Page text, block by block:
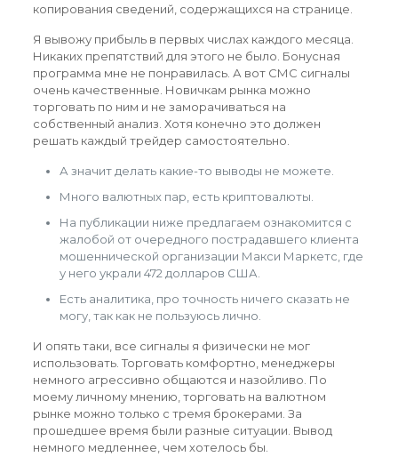
копирования сведений, содержащихся на странице.
Я вывожу прибыль в первых числах каждого месяца.
Никаких препятствий для этого не было. Бонусная
программа мне не понравилась. А вот СМС сигналы
очень качественные. Новичкам рынка можно
торговать по ним и не заморачиваться на
собственный анализ. Хотя конечно это должен
решать каждый трейдер самостоятельно.
А значит делать какие-то выводы не можете.
Много валютных пар, есть криптовалюты.
На публикации ниже предлагаем ознакомится с
жалобой от очередного пострадавшего клиента
мошеннической организации Макси Маркетс, где
у него украли 472 долларов США.
Есть аналитика, про точность ничего сказать не
могу, так как не пользуюсь лично.
И опять таки, все сигналы я физически не мог
использовать. Торговать комфортно, менеджеры
немного агрессивно общаются и назойливо. По
моему личному мнению, торговать на валютном
рынке можно только с тремя брокерами. За
прошедшее время были разные ситуации. Вывод
немного медленнее, чем хотелось бы.